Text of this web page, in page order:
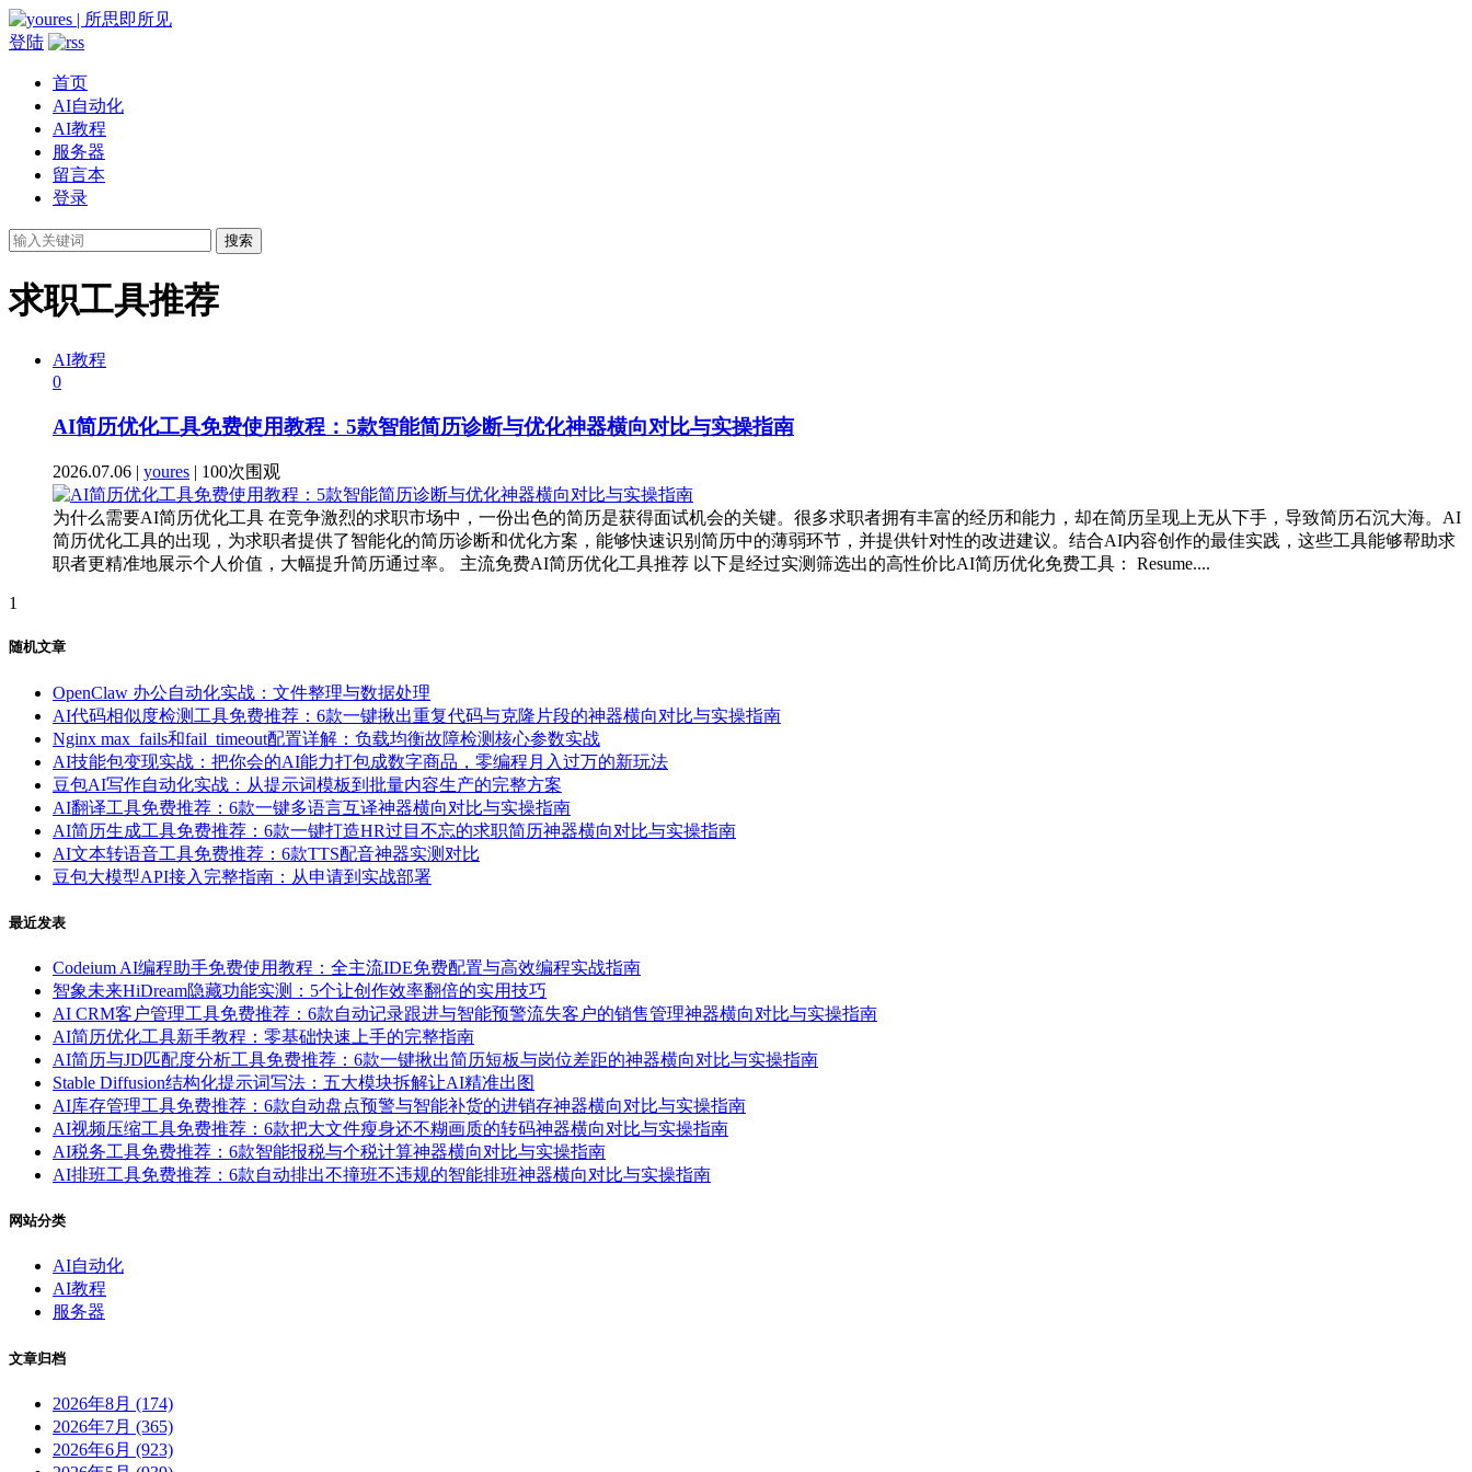
登陆
首页
AI自动化
AI教程
服务器
留言本
登录
搜索
求职工具推荐
AI教程
0
AI简历优化工具免费使用教程：5款智能简历诊断与优化神器横向对比与实操指南
2026.07.06 | youres | 100次围观
为什么需要AI简历优化工具 在竞争激烈的求职市场中，一份出色的简历是获得面试机会的关键。很多求职者拥有丰富的经历和能力，却在简历呈现上无从下手，导致简历石沉大海。AI
简历优化工具的出现，为求职者提供了智能化的简历诊断和优化方案，能够快速识别简历中的薄弱环节，并提供针对性的改进建议。结合AI内容创作的最佳实践，这些工具能够帮助求
职者更精准地展示个人价值，大幅提升简历通过率。 主流免费AI简历优化工具推荐 以下是经过实测筛选出的高性价比AI简历优化免费工具： Resume....
1
随机文章
OpenClaw 办公自动化实战：文件整理与数据处理
AI代码相似度检测工具免费推荐：6款一键揪出重复代码与克隆片段的神器横向对比与实操指南
Nginx max_fails和fail_timeout配置详解：负载均衡故障检测核心参数实战
AI技能包变现实战：把你会的AI能力打包成数字商品，零编程月入过万的新玩法
豆包AI写作自动化实战：从提示词模板到批量内容生产的完整方案
AI翻译工具免费推荐：6款一键多语言互译神器横向对比与实操指南
AI简历生成工具免费推荐：6款一键打造HR过目不忘的求职简历神器横向对比与实操指南
AI文本转语音工具免费推荐：6款TTS配音神器实测对比
豆包大模型API接入完整指南：从申请到实战部署
最近发表
Codeium AI编程助手免费使用教程：全主流IDE免费配置与高效编程实战指南
智象未来HiDream隐藏功能实测：5个让创作效率翻倍的实用技巧
AI CRM客户管理工具免费推荐：6款自动记录跟进与智能预警流失客户的销售管理神器横向对比与实操指南
AI简历优化工具新手教程：零基础快速上手的完整指南
AI简历与JD匹配度分析工具免费推荐：6款一键揪出简历短板与岗位差距的神器横向对比与实操指南
Stable Diffusion结构化提示词写法：五大模块拆解让AI精准出图
AI库存管理工具免费推荐：6款自动盘点预警与智能补货的进销存神器横向对比与实操指南
AI视频压缩工具免费推荐：6款把大文件瘦身还不糊画质的转码神器横向对比与实操指南
AI税务工具免费推荐：6款智能报税与个税计算神器横向对比与实操指南
AI排班工具免费推荐：6款自动排出不撞班不违规的智能排班神器横向对比与实操指南
网站分类
AI自动化
AI教程
服务器
文章归档
2026年8月 (174)
2026年7月 (365)
2026年6月 (923)